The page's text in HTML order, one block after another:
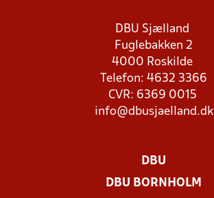
DBU Sjælland
Fuglebakken 2
4000 Roskilde
Telefon: 4632 3366
CVR: 6369 0015
info@dbusjaelland.dk
DBU
DBU BORNHOLM